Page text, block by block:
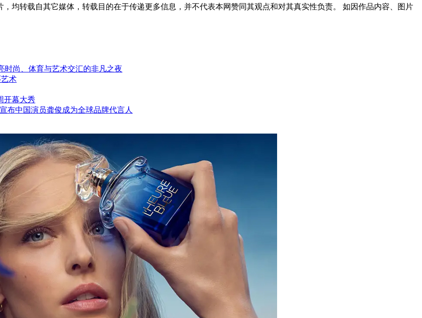
均转载自其它媒体，转载目的在于传递更多信息，并不代表本网赞同其观点和对其真实性负责。 如因作品内容、图片
时尚、体育与艺术交汇的非凡之夜
术
开幕大秀
布中国演员龚俊成为全球品牌代言人